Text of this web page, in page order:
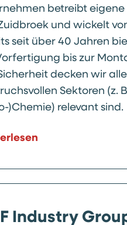
betreibt
und wickelt
seit über 40 Jahren
bis zur
decken wir
Sektoren (z.
)Chemie) relevant sind.
Industry